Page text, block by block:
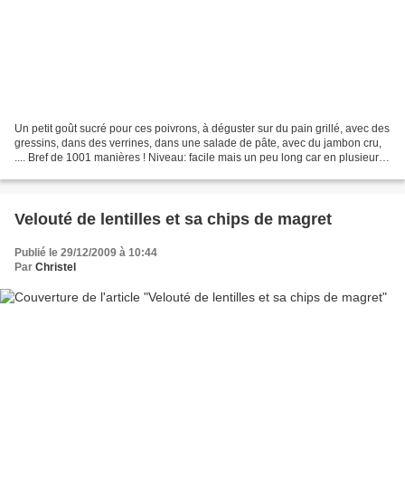
Un petit goût sucré pour ces poivrons, à déguster sur du pain grillé, avec des
gressins, dans des verrines, dans une salade de pâte, avec du jambon cru,
.... Bref de 1001 manières ! Niveau: facile mais un peu long car en plusieurs
Velouté de lentilles et sa chips de magret
Publié le 29/12/2009 à 10:44
Par Christel